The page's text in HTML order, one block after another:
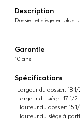
Description
Dossier et siège en
Garantie
10 ans
Spécifications
Largeur du dossier: 18 1/
Largeur du siège: 17 1/2
Hauteur du dossier: 15
Hauteur du siège à